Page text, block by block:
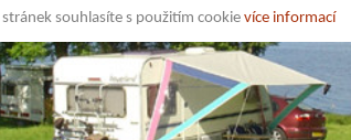
souhlasíte s použitím cookie více informací